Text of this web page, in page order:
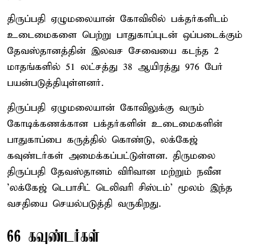
திருப்பதி ஏழுமலையான் கோவிலில் பக்தர்களிடம்
உடைமைகளை பெற்று பாதுகாப்புடன் ஒப்படைக்கும்
தேவஸ்தானத்தின் இலவச சேவையை கடந்த 2
மாதங்களில் 51 லட்சத்து 38 ஆயிரத்து 976 பேர்
பயன்படுத்தியுள்ளனர்.
திருப்பதி ஏழுமலையான் கோவிலுக்கு வரும்
கோடிக்கணக்கான பக்தர்களின் உடைமைகளின்
பாதுகாப்பை கருத்தில் கொண்டு, லக்கேஜ்
கவுண்டர்கள் அமைக்கப்பட்டுள்ளன. திருமலை
திருப்பதி தேவஸ்தானம் விரிவான மற்றும் நவீன
'லக்கேஜ் டெபாசிட் டெலிவரி சிஸ்டம்' மூலம் இந்த
வசதியை செயல்படுத்தி வருகிறது.
66 கவுண்டர்கள்